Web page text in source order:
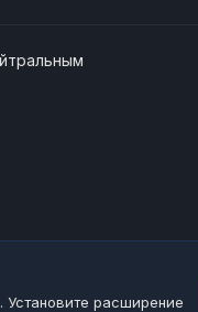
Установите расширение